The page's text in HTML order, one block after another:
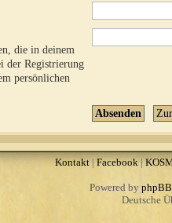
die in deinem
der Registrierung
persönlichen
Kontakt| Facebook |
Powered by phpBB
Deutsche